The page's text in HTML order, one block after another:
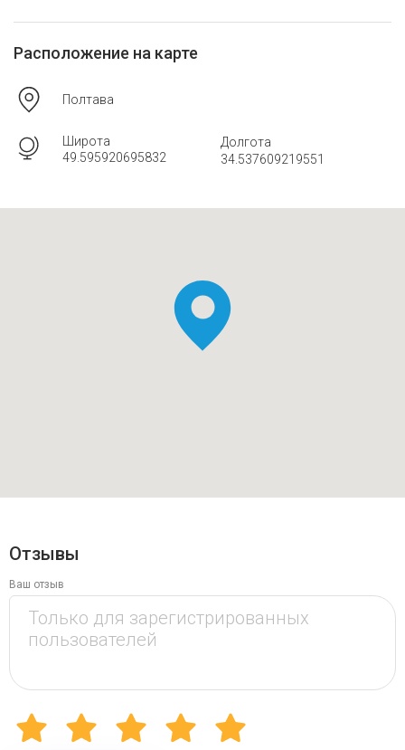
Расположение на карте
Полтава
Широта
49.595920695832
Долгота
34.537609219551
Отзывы
Ваш отзыв